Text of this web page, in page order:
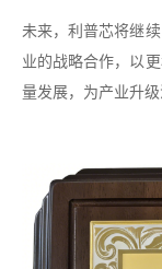
未来，利普芯将继
业的战略合作，以
量发展，为产业升级